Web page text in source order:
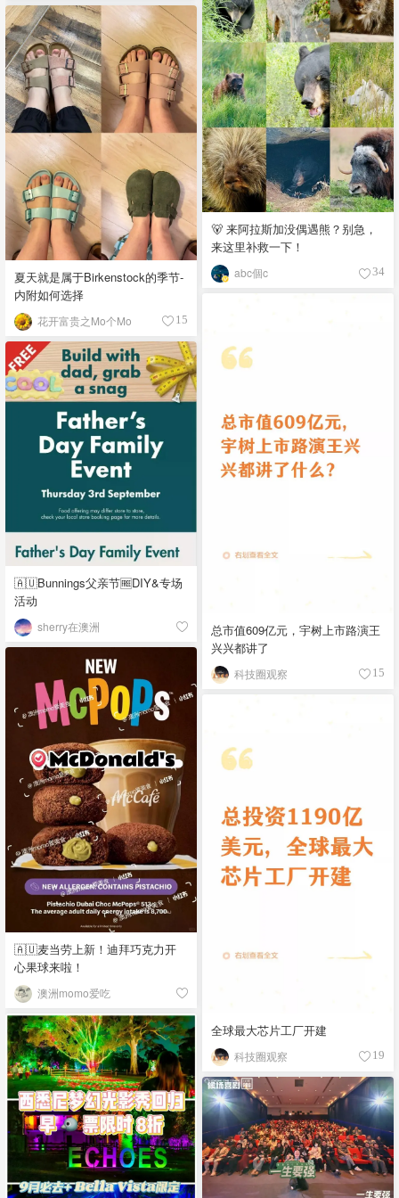
🐻 来阿拉斯加没偶遇熊？别急，
来这里补救一下！
abc個c 34
夏天就是属于Birkenstock的季节-
内附如何选择
花开富贵之Mo个Mo 15
总市值609亿元，宇树上市路演王
兴兴都讲了
科技圈观察 15
🇦🇺Bunnings父亲节🆓DIY&专场
活动
sherry在澳洲
🇦🇺麦当劳上新！迪拜巧克力开
心果球来啦！
澳洲momo爱吃
全球最大芯片工厂开建
科技圈观察 19